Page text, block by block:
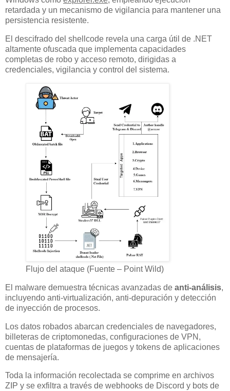
retardada y un mecanismo de vigilancia para mantener una
persistencia resistente.
El descifrado del shellcode revela una carga útil de .NET
altamente ofuscada que implementa capacidades
completas de robo y acceso remoto, dirigidas a
credenciales, vigilancia y control del sistema.
Flujo del ataque (Fuente – Point Wild)
El malware demuestra técnicas avanzadas de anti-análisis,
incluyendo anti-virtualización, anti-depuración y detección
de inyección de procesos.
Los datos robados abarcan credenciales de navegadores,
billeteras de criptomonedas, configuraciones de VPN,
cuentas de plataformas de juegos y tokens de aplicaciones
de mensajería.
Toda la información recolectada se comprime en archivos
ZIP y se exfiltra a través de webhooks de Discord y bots de